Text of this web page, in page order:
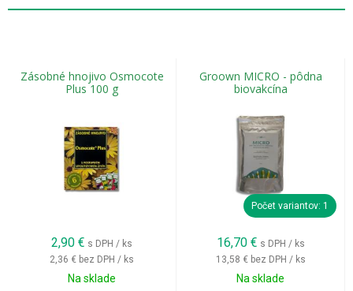
Zásobné hnojivo Osmocote
Plus 100 g
2,90 € s DPH / ks
2,36 € bez DPH / ks
Na sklade
Groown MICRO - pôdna
biovakcína
Počet variantov: 1
16,70 € s DPH / ks
13,58 € bez DPH / ks
Na sklade